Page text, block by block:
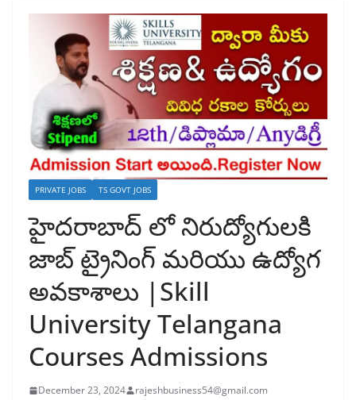
PRIVATE JOBS TS GOVT JOBS
హైదరాబాద్ లో నిరుద్యోగులకి
జాబ్ ట్రైనింగ్ మరియు ఉద్యోగ
అవకాశాలు |Skill
University Telangana
Courses Admissions
December 23, 2024 rajeshbusiness54@gmail.com